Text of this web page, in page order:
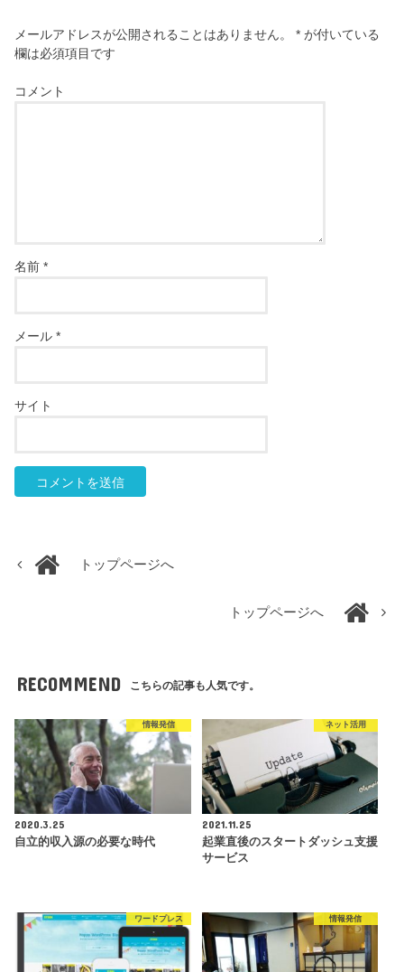
メールアドレスが公開されることはありません。 * が付いている
欄は必須項目です
コメント
名前*
メール*
サイト
トップページへ
トップページへ
RECOMMEND こちらの記事も人気です。
情報発信
2020.3.25
自立的収入源の必要な時代
ネット活用
2021.11.25
起業直後のスタートダッシュ支援
サービス
ワードプレス 情報発信